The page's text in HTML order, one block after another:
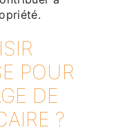
POUR
DE
?